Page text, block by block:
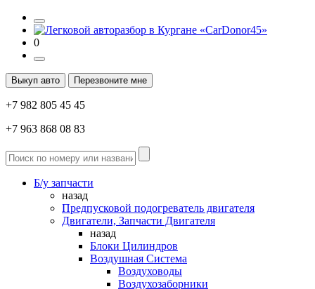
0
Выкуп авто Перезвоните мне
+7 982 805 45 45
+7 963 868 08 83
Б/у запчасти
назад
Предпусковой подогреватель двигателя
Двигатели, Запчасти Двигателя
назад
Блоки Цилиндров
Воздушная Система
Воздуховоды
Воздухозаборники